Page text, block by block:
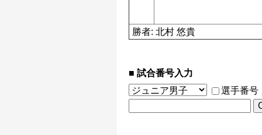
勝者: 北村 悠貴
試合番号入力
選手番号